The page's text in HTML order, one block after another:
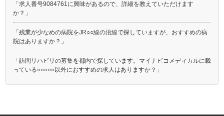
「求人番号9084761に興味があるので、詳細を教えていただけます
か？」
「残業が少なめの病院をJR○○線の沿線で探していますが、おすすめの病
院はありますか？」
「訪問リハビリの募集を都内で探しています。マイナビコメディカルに載
っている○○○○○以外におすすめの求人はありますか？」